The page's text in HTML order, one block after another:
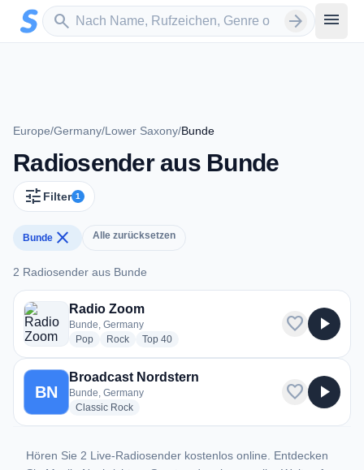
Zum Hauptinhalt springen
search
Sender suchen arrow_forward menu
Europe/Germany/Lower Saxony/Bunde
Radiosender aus Bunde
tune Filter 1
Bunde close Alle zurücksetzen
2 Radiosender aus Bunde
2 Radiosender aus Bunde
Radio Zoom
Bunde, Germany
Popradio stations
Rockradio stations
Top 40radio stations
favorite play_arrow
BN
Broadcast Nordstern
Bunde, Germany
Classic Rockradio stations
favorite play_arrow
Hören Sie 2 Live-Radiosender kostenlos online. Entdecken